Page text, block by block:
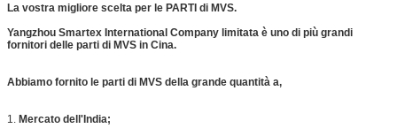
La vostra migliore scelta per le PARTI di MVS.
Yangzhou Smartex International Company limitata è uno di più grandi
fornitori delle parti di MVS in Cina.
Abbiamo fornito le parti di MVS della grande quantità a,
1. Mercato dell'India;